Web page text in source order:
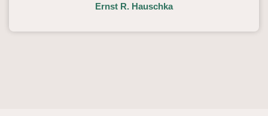
Ernst R. Hauschka